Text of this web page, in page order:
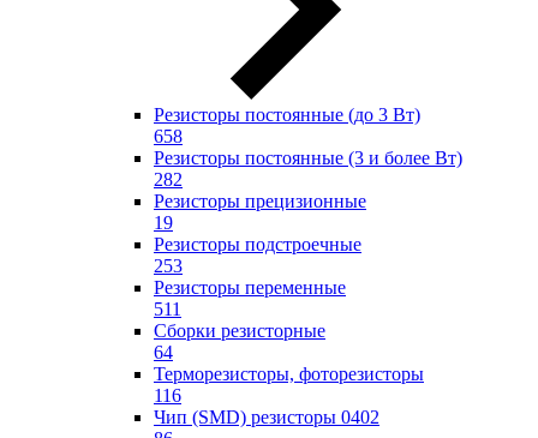
Резисторы постоянные (до 3 Вт)
658
Резисторы постоянные (3 и более Вт)
282
Резисторы прецизионные
19
Резисторы подстроечные
253
Резисторы переменные
511
Сборки резисторные
64
Терморезисторы, фоторезисторы
116
Чип (SMD) резисторы 0402